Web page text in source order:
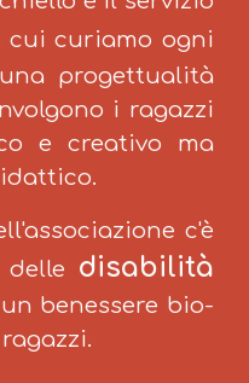
cui curiamo ogni
progettualità
i ragazzi
e creativo ma
c'è
delle disabilità
benessere bio-